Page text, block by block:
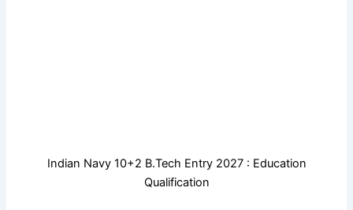
Indian Navy 10+2 B.Tech Entry 2027 : Education
Qualification